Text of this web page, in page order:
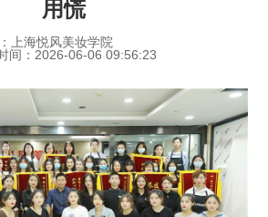
用慌
上海悦风美妆学院
间：2026-06-06 09:56:23